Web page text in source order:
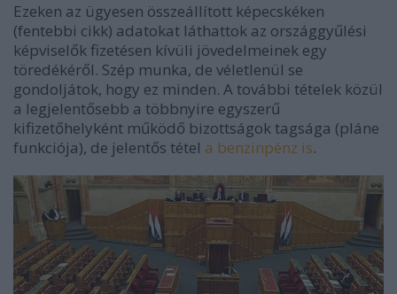
Ezeken az ügyesen összeállított képecskéken
(fentebbi cikk) adatokat láthattok az országgyűlési
képviselők fizetésen kívüli jövedelmeinek egy
töredékéről. Szép munka, de véletlenül se
gondoljátok, hogy ez minden. A további tételek közül
a legjelentősebb a többnyire egyszerű
kifizetőhelyként működő bizottságok tagsága (pláne
funkciója), de jelentős tétel a benzinpénz is.